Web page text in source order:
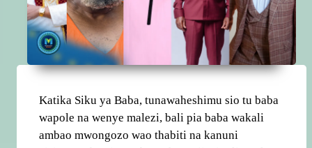
Katika Siku ya Baba, tunawaheshimu sio tu baba
wapole na wenye malezi, bali pia baba wakali
ambao mwongozo wao thabiti na kanuni